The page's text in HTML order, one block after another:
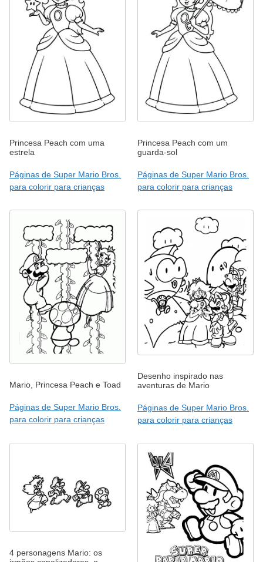
Princesa Peach com uma
estrela
Páginas de Super Mario Bros.
para colorir para crianças
Princesa Peach com um
guarda-sol
Páginas de Super Mario Bros.
para colorir para crianças
Mario, Princesa Peach e Toad
Páginas de Super Mario Bros.
para colorir para crianças
Desenho inspirado nas
aventuras de Mario
Páginas de Super Mario Bros.
para colorir para crianças
4 personagens Mario: os